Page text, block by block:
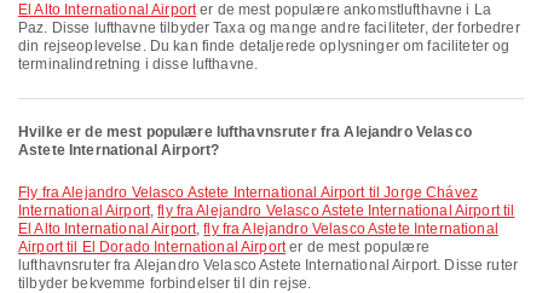
El Alto International Airporter de mest populære ankomstlufthavne i La
Paz. Disse lufthavne tilbyder Taxa og mange andre faciliteter, der forbedrer
din rejseoplevelse. Du kan finde detaljerede oplysninger om faciliteter og
terminalindretning i disse lufthavne.
Hvilke er de mest populære lufthavnsruter fra Alejandro Velasco
Astete International Airport?
fly fra Alejandro Velasco Astete International Airport til Jorge Chávez
International Airport,fly fra Alejandro Velasco Astete International Airport til
El Alto International Airport,fly fra Alejandro Velasco Astete International
Airport til El Dorado International Airporter de mest populære
lufthavnsruter fra Alejandro Velasco Astete International Airport. Disse ruter
tilbyder bekvemme forbindelser til din rejse.